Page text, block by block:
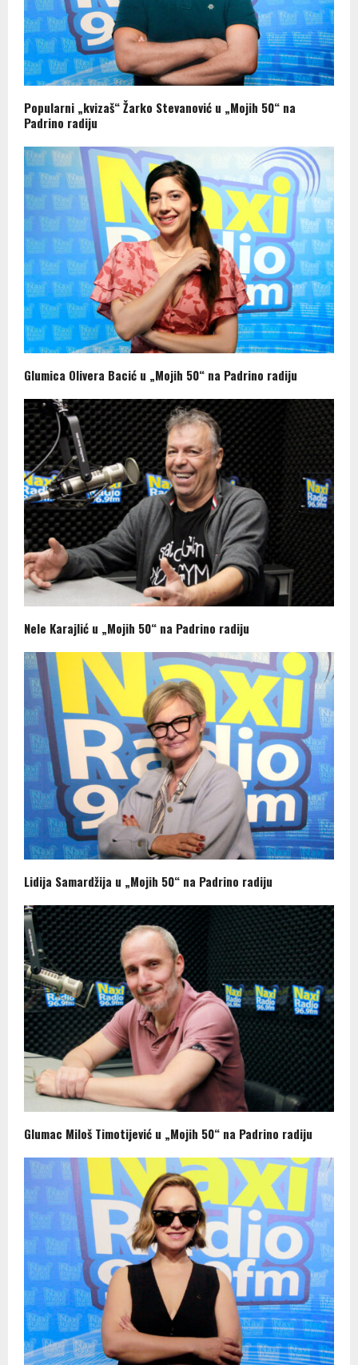
Popularni „kvizaš“ Žarko Stevanović u „Mojih 50“ na
Padrino radiju
Glumica Olivera Bacić u „Mojih 50“ na Padrino radiju
Nele Karajlić u „Mojih 50“ na Padrino radiju
Lidija Samardžija u „Mojih 50“ na Padrino radiju
Glumac Miloš Timotijević u „Mojih 50“ na Padrino radiju